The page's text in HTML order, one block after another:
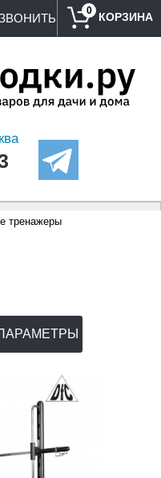
0
тренажеры